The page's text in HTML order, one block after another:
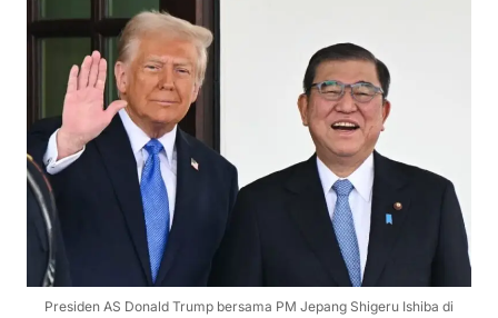
Presiden AS Donald Trump bersama PM Jepang Shigeru Ishiba di